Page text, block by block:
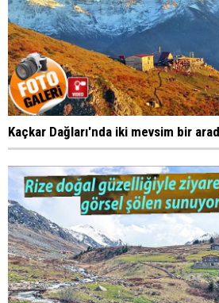
Kaçkar Dağları'nda iki mevsim bir